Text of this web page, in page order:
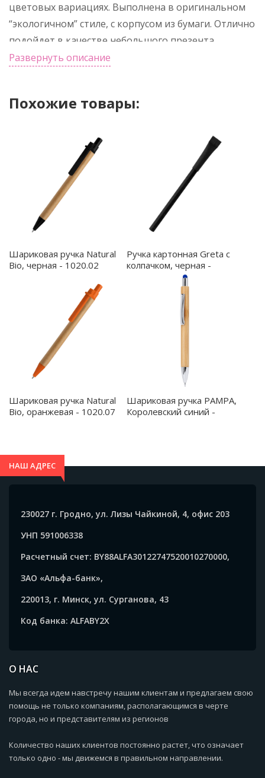
цветовых вариациях. Выполнена в оригинальном
“экологичном” стиле, с корпусом из бумаги. Отлично
подойдет в качестве небольшого презента
посетителям и участникам экологических
Развернуть описание
Похожие товары:
Шариковая ручка Natural
Bio, черная - 1020.02
Ручка картонная Greta с
колпачком, черная -
Шариковая ручка Natural
Bio, оранжевая - 1020.07
Шариковая ручка PAMPA,
Королевский синий -
НАШ АДРЕС
230027 г. Гродно, ул. Лизы Чайкиной, 4, офис 203
УНП 591006338
Расчетный счет: BY88ALFA30122747520010270000,
ЗАО «Альфа-банк»,
220013, г. Минск, ул. Сурганова, 43
Код банка: ALFABY2X
О НАС
Мы всегда идем навстречу нашим клиентам и предлагаем свою
помощь не только компаниям, располагающимся в черте
города, но и представителям из регионов
Количество наших клиентов постоянно растет, что означает
только одно - мы движемся в правильном направлении.